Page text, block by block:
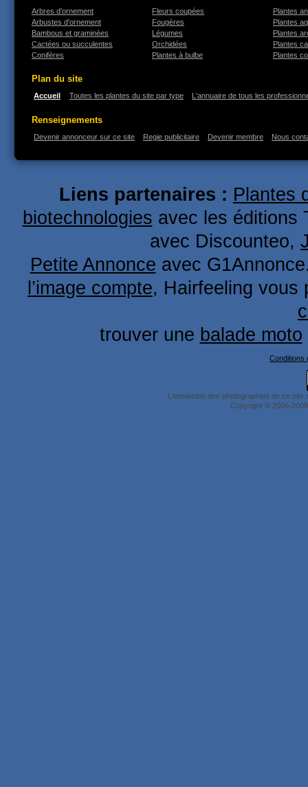
Arbres d'ornement
Arbustes d'ornement
Bambous et graminées
Cactées ou succulentes
Conifères
Fleurs coupées
Fougères
Légumes
Orchidées
Plantes à bulbe
Plantes
Plantes
Plantes
Plantes
Plantes
Plan du site
Accueil Toutes les plantes du site par type L'annuaire de tous les
Renseignements
Devenir annonceur sur ce site Regie publicitaire Devenir membre Nous
Liens partenaires : Plantes
biotechnologies avec les éditions
avec Discounteo,
Petite Annonce avec
l’image compte, Hairfeeling vous
trouver une balade moto
Conditions
L'ensemble des photographies de ce
Copyright © 2006-